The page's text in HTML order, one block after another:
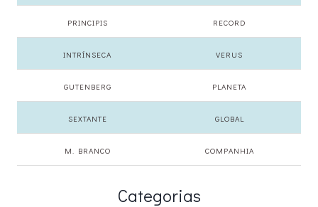
PRINCIPIS RECORD
INTRÍNSECA VERUS
GUTENBERG PLANETA
SEXTANTE GLOBAL
M. BRANCO COMPANHIA
Categorias